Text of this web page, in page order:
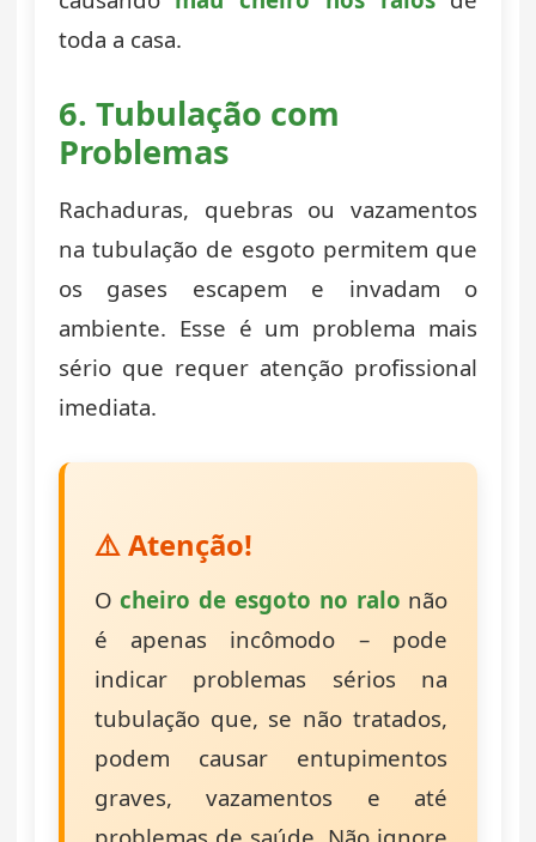
toda a casa.
6. Tubulação com
Problemas
Rachaduras, quebras ou vazamentos
na tubulação de esgoto permitem que
os gases escapem e invadam o
ambiente. Esse é um problema mais
sério que requer atenção profissional
imediata.
⚠️ Atenção!
Ocheiro de esgoto no ralo não
é apenas incômodo – pode
indicar problemas sérios na
tubulação que, se não tratados,
podem causar entupimentos
graves, vazamentos e até